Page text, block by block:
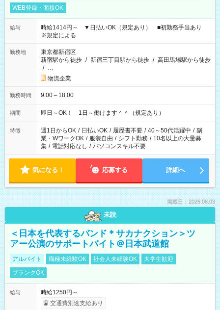
WEB登録・面接OK
給与
時給1414円～ ▼日払いOK（規定あり） ■初勤務手当あり
※規定による
勤務地
東京都新宿区
新宿駅から徒歩 / 新宿三丁目駅から徒歩 / 高田馬場駅から徒歩
/ …
物流企業
勤務時間 9:00～18:00
期間 即日～OK！ 1日～働けます＾＾（規定あり）
特徴 週1日からOK / 日払いOK / 履歴書不要 / 40～50代活躍中 / 副
業・WワークOK / 服装自由 / シフト勤務 / 10名以上の大量募
集 / 電話対応なし / パソコンスキル不要
気になる！ 応募する 詳細へ
掲載日：2026.08.03
未読
＜日本を代表するバンド＊サカナクション＞ツ
アー公演のサポートバイト＠日本武道館
アルバイト 職種未経験OK 社会人未経験OK
大学生歓迎
ブランクOK
給与
時給1250円～
交通費別途支給あり